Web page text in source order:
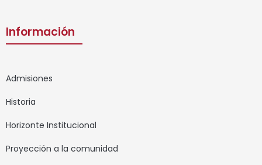
Información
Admisiones
Historia
Horizonte Institucional
Proyección a la comunidad